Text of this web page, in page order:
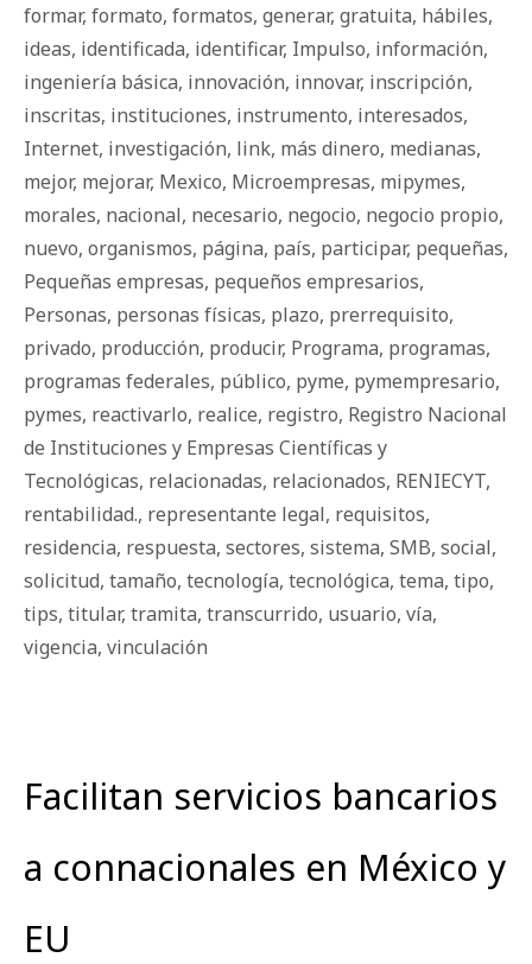
formar, formato, formatos, generar, gratuita, hábiles,
ideas, identificada, identificar, Impulso, información,
ingeniería básica, innovación, innovar, inscripción,
inscritas, instituciones, instrumento, interesados,
Internet, investigación, link, más dinero, medianas,
mejor, mejorar, Mexico, Microempresas, mipymes,
morales, nacional, necesario, negocio, negocio propio,
nuevo, organismos, página, país, participar, pequeñas,
Pequeñas empresas, pequeños empresarios,
Personas, personas físicas, plazo, prerrequisito,
privado, producción, producir, Programa, programas,
programas federales, público, pyme, pymempresario,
pymes, reactivarlo, realice, registro, Registro Nacional
de Instituciones y Empresas Científicas y
Tecnológicas, relacionadas, relacionados, RENIECYT,
rentabilidad., representante legal, requisitos,
residencia, respuesta, sectores, sistema, SMB, social,
solicitud, tamaño, tecnología, tecnológica, tema, tipo,
tips, titular, tramita, transcurrido, usuario, vía,
vigencia, vinculación
Facilitan servicios bancarios
a connacionales en México y
EU